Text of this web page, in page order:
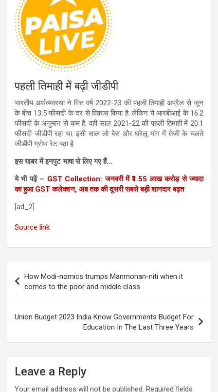
पहली तिमाही में बढ़ी जीडीपी
भारतीय अर्थव्यवस्था ने वित्त वर्ष 2022-23 की पहली तिमाही अप्रैल से जून
के बीच 13.5 फीसदी के दर से विकास किया है. लेकिन ये आरबीआई के 16.2
फीसदी के अनुमान से कम है. वही साल 2021-22 की पहली तिमाही में 20.1
फीसदी जीडीपी रहा था. इसी साल लो बेस और घरेलू मांग में तेजी के चलते
जीडीपी ग्रोथ रेट बढ़ा है.
इस खबर में इनपुट भाषा से लिए गए हैं…
ये भी पढ़ें – GST Collection: जनवरी में ₹1.55 लाख करोड़ से ज्यादा
का हुआ GST कलेक्शन, अब तक की दूसरी सबसे बड़ी शानदार बढ़त
[ad_2]
Source link
navigation
How Modi-nomics trumps Manmohan-niti when it
comes to the poor and middle class
​Union Budget 2023 India Know Governments Budget For
Education In The Last Three Years
Leave a Reply
Your email address will not be published. Required fields